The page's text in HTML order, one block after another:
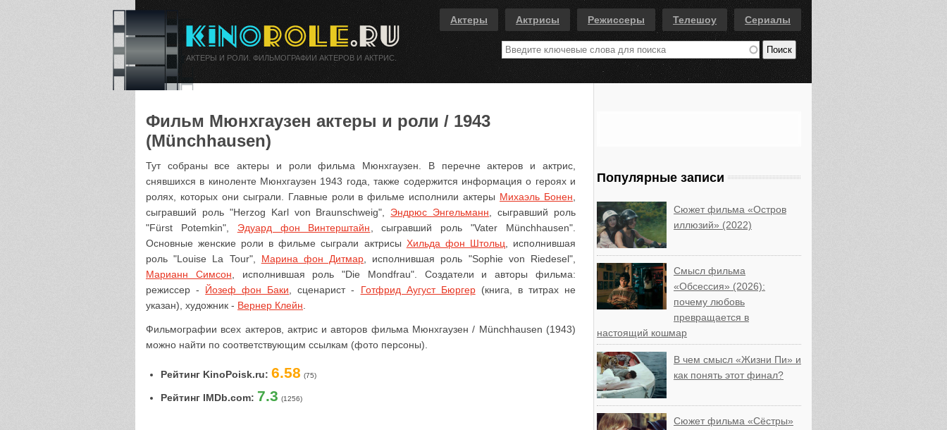
Актеры Актрисы Режиссеры Телешоу Сериалы
Фильм Мюнхгаузен актеры и роли / 1943
(Münchhausen)
Тут собраны все актеры и роли фильма Мюнхгаузен. В перечне актеров и актрис,
снявшихся в киноленте Мюнхгаузен 1943 года, также содержится информация о героях и
ролях, которых они сыграли. Главные роли в фильме исполнили актеры Михаэль Бонен
сыгравший роль "Herzog Karl von Braunschweig", Эндрюс Энгельманн , сыгравший роль
"Fürst Potemkin", Эдуард фон Винтерштайн , сыгравший роль "Vater Münchhausen".
Основные женские роли в фильме сыграли актрисы Хильда фон Штольц , исполнившая
роль "Louise La Tour", Марина фон Дитмар , исполнившая роль "Sophie von Riedesel",
Марианн Симсон , исполнившая роль "Die Mondfrau". Создатели и авторы фильма:
режиссер - Йозеф фон Баки , сценарист - Готфрид Аугуст Бюргер(книга, в титрах не
указан), художник - Вернер Клейн
Фильмографии всех актеров, актрис и авторов фильма Мюнхгаузен / Münchhausen (1943)
можно найти по соответствующим ссылкам (фото персоны).
Рейтинг KinoPoisk.ru: 6.58 (75)
Рейтинг IMDb.com: 7.3 (1256)
Популярные записи
Сюжет фильма «Остров
иллюзий» (2022)
Смысл фильма
«Обсессия» (2026):
почему любовь
превращается в
настоящий кошмар
В чем смысл «Жизни Пи» и
как понять этот финал?
Сюжет фильма «Сёстры»
АКТЕРЫ И РОЛИ. ФИЛЬМОГРАФИИ АКТЕРОВ И АКТРИС.